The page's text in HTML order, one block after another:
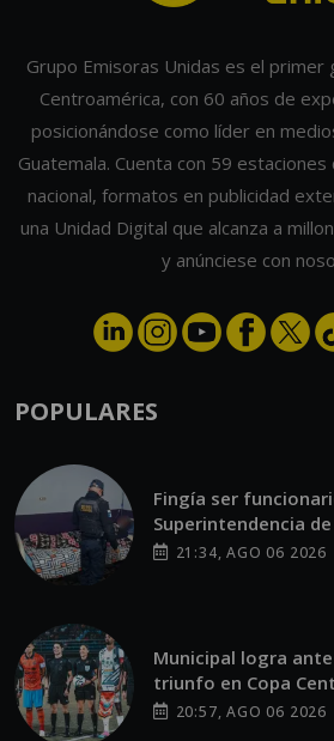
Grupo Emisoras Unidas es el
Centroamérica, con 60 años de
posicionándose como líder en
Guatemala. Cuenta con 59
nacional, formatos en publicidad
una Unidad Digital que alcanza a
y anúnciese con
POPULARES
Fingía ser
Superintendencia
21:34, AGO 06 2026
Municipal logra
triunfo en Copa
20:57, AGO 06 2026